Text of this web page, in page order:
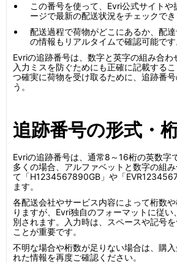
この番号を使って、Evri公式サイト
ージで最新の配送状況をチェックでき
配送過程で荷物がどこにあるか、配
の情報もリアルタイムで確認可能です
Evriの追跡番号は、数字と英字の組み合わ
入力ミスを防ぐためにも正確に記載する
つ確実に荷物を受け取るために、追跡番
う。
追跡番号の形式・
Evriの追跡番号は、通常8～16桁の英数字
多くの場合、アルファベットと数字の組
て「H1234567890GB」や「
ます。
各配送会社やサービス内容によって桁数
りますが、Evri独自のフォーマットに従
別されます。入力時は、スペースや記号
ことが重要です。
不明な場合や桁数が足りない場合は、購
れた情報を再度ご確認ください。